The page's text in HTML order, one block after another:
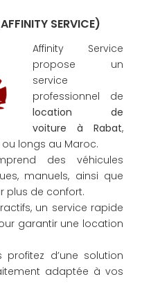
SERVICE)
Affinity Service
propose un
service
professionnel de
location de
voiture à Rabat,
longs au Maroc.
des véhicules
manuels, ainsi que
plus de confort.
un service rapide
garantir une location
profitez d’une solution
adaptée à vos